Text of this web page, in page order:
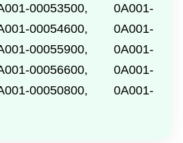
00053500, 0A001-
00054600, 0A001-
00055900, 0A001-
00056600, 0A001-
00050800, 0A001-